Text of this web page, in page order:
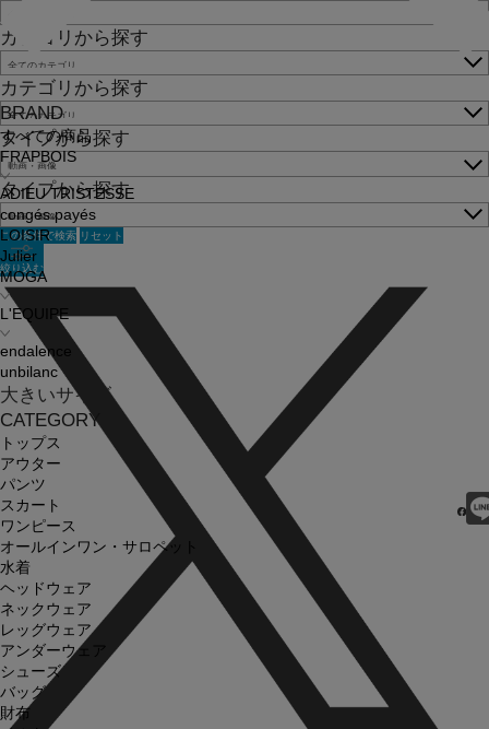
BRAND
すべての商品
FRAPBOIS
ADIEU TRISTESSE
congés payés
LOISIR
Julier
MOGA
L'EQUIPE
endalence
unbilanc
大きいサイズ
CATEGORY
トップス
アウター
パンツ
スカート
ワンピース
オールインワン・サロペット
水着
ヘッドウェア
ネックウェア
レッグウェア
アンダーウェア
シューズ
バッグ
財布
カテゴリから探す
カテゴリから探す
タイプから探す
タイプから探す
この条件で検索 リセット
絞り込む